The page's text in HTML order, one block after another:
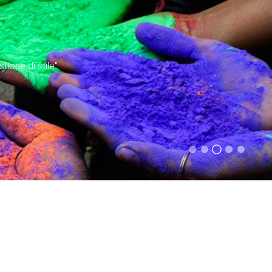
di stile"